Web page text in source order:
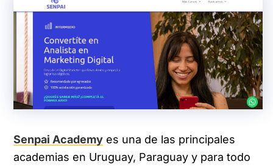
Senpai Academy es una de las principales
academias en Uruguay, Paraguay y para todo